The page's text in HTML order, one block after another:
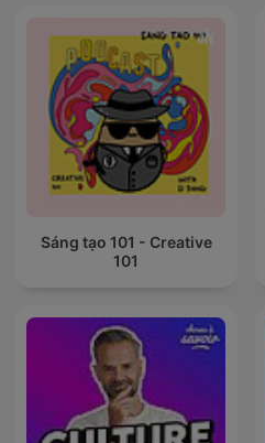
Sáng tạo 101 - Creative
101